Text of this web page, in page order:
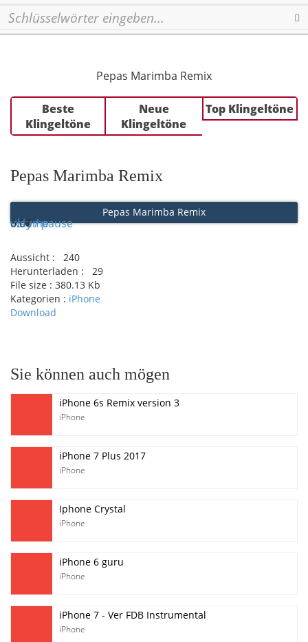
Pepas Marimba Remix
Beste
Klingeltöne
Neue
Klingeltöne
Top Klingeltöne
Pepas Marimba Remix
Pepas Marimba Remix
Play / pause
0:00
0:00
volume
Aussicht :
240
Herunterladen :
29
File size : 380.13 Kb
Kategorien : iPhone
Download
Sie können auch mögen
iPhone 6s Remix version 3
iPhone
iPhone 7 Plus 2017
iPhone
Iphone Crystal
iPhone
iPhone 6 guru
iPhone
iPhone 7 - Ver FDB Instrumental
iPhone